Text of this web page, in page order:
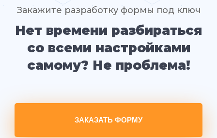
Закажите разработку формы под ключ
Нет времени разбираться
со всеми настройками
самому? Не проблема!
ЗАКАЗАТЬ ФОРМУ